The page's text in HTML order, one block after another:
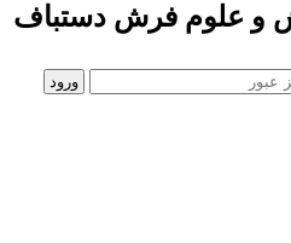
و علوم فرش دستباف